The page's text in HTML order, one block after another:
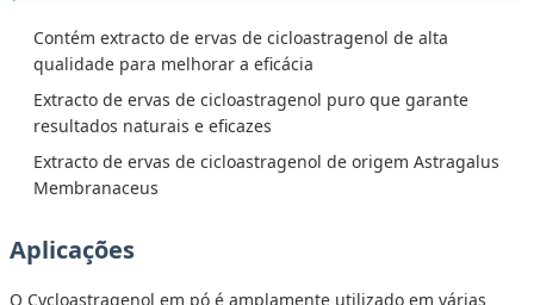
Contém extracto de ervas de cicloastragenol de alta
qualidade para melhorar a eficácia
Extracto de ervas de cicloastragenol puro que garante
resultados naturais e eficazes
Extracto de ervas de cicloastragenol de origem Astragalus
Membranaceus
Aplicações
O Cycloastragenol em pó é amplamente utilizado em várias